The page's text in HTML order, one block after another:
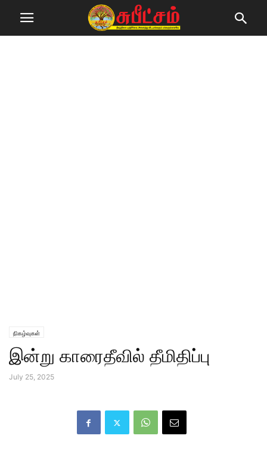
நிகழ்வுகள்
இன்று காரைதீவில் தீமிதிப்பு
July 25, 2025